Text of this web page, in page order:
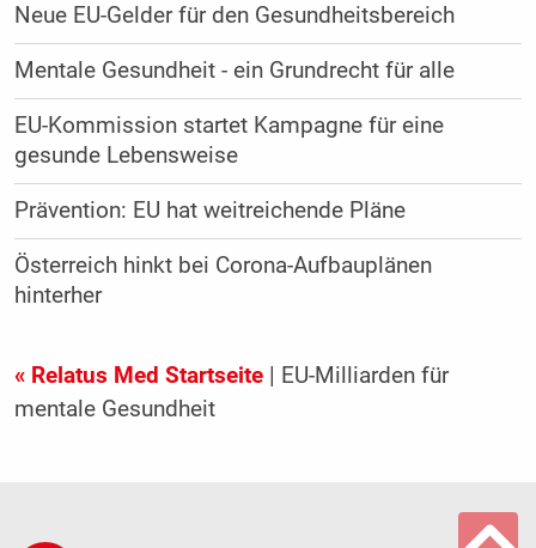
Neue EU-Gelder für den Gesundheitsbereich
Mentale Gesundheit - ein Grundrecht für alle
EU-Kommission startet Kampagne für eine
gesunde Lebensweise
Prävention: EU hat weitreichende Pläne
Österreich hinkt bei Corona-Aufbauplänen
hinterher
« Relatus Med Startseite| EU-Milliarden für
mentale Gesundheit